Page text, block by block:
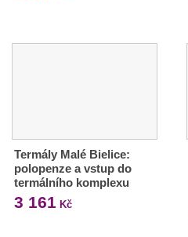
Termály Malé Bielice:
polopenze a vstup do
termálního komplexu
3 161 Kč